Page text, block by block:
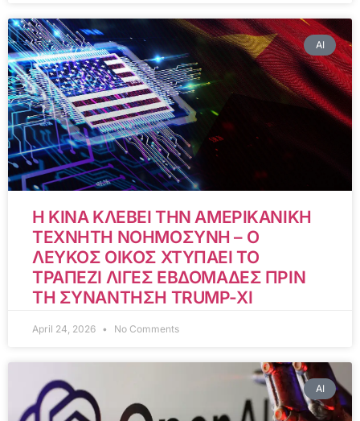
AI
Η ΚΙΝΑ ΚΛΕΒΕΙ ΤΗΝ ΑΜΕΡΙΚΑΝΙΚΗ
ΤΕΧΝΗΤΗ ΝΟΗΜΟΣΥΝΗ – Ο
ΛΕΥΚΟΣ ΟΙΚΟΣ ΧΤΥΠΑΕΙ ΤΟ
ΤΡΑΠΕΖΙ ΛΙΓΕΣ ΕΒΔΟΜΑΔΕΣ ΠΡΙΝ
ΤΗ ΣΥΝΑΝΤΗΣΗ TRUMP-XI
April 24, 2026 No Comments
AI